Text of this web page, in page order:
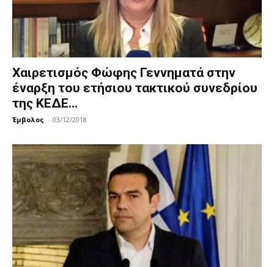
Χαιρετισμός Φώφης Γεννηματά στην
έναρξη του ετήσιου τακτικού συνεδρίου
της ΚΕΔΕ...
Έμβολος - 03/12/2018